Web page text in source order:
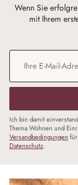
Wenn Sie
mit Ihrem
E-Mail-Adresse
Ich bin damit
Thema Wohnen und
Versandbedingungen
Datenschutz.